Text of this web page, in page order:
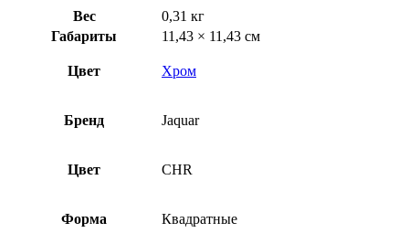
Вес
0,31 кг
Габариты
11,43 × 11,43 см
Цвет Хром
Бренд Jaquar
Цвет CHR
Форма Квадратные